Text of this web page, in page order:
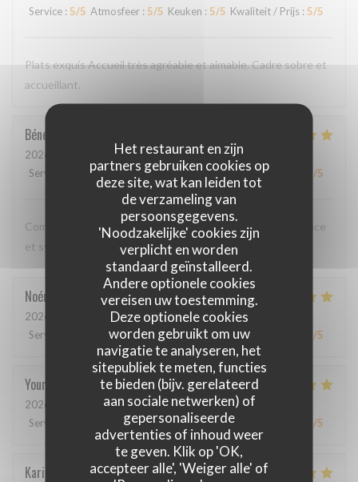
Het restaurant en zijn
partners gebruiken cookies op
deze site, wat kan leiden tot
de verzameling van
persoonsgegevens.
'Noodzakelijke' cookies zijn
verplicht en worden
standaard geïnstalleerd.
Andere optionele cookies
vereisen uw toestemming.
Deze optionele cookies
worden gebruikt om uw
navigatie te analyseren, het
sitepubliek te meten, functies
te bieden (bijv. gerelateerd
aan sociale netwerken) of
gepersonaliseerde
advertenties of inhoud weer
te geven. Klik op 'OK,
accepteer alle', 'Weiger alle' of
Service : 5/5 Atmosfeer : 5/5 Keuken : 5/5 Kwaliteit / Prijs : 5/5
Plats exquis Accueil très agréable et aimable. Cadre sobre et
accueillant.
Bénédicte
2026-05-12
- 20:00 - Gasten 3
Service
Atmosfeer: 5/5 Keuken :5/5 Kwaliteit / Prijs /5
Comme toujours, cuisine excellente, service discret, efficace
et sympathique. Merci beaucoup !
Noémie
2026-05-06
- 13:00 - Gasten 2
Service
Atmosfeer :5/5 Keuken: 5/5 Kwaliteit / Prijs /5
Youri
2026-04-22
- 12:00 - Gasten 2
Service
Atmosfeer:4/5 Keuken:5/5 Kwaliteit / Prijs /5
Karin